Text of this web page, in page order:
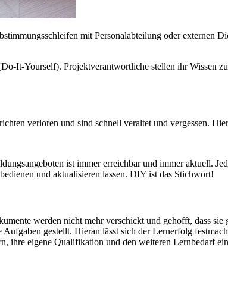
mit Personalabteilung oder externen
It-Yourself). Projektverantwortliche stellen ihr Wissen
verloren und sind schnell veraltet und vergessen.
ist immer erreichbar und immer aktuell.
und aktualisieren lassen. DIY ist das Stichwort!
werden nicht mehr verschickt und gehofft, dass
gestellt. Hieran lässt sich der Lernerfolg
ihre eigene Qualifikation und den weiteren Lernbedarf